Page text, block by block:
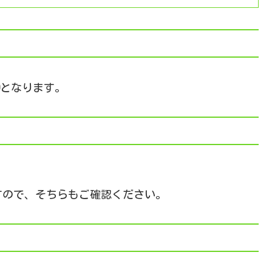
となります。
で、そちらもご確認ください。